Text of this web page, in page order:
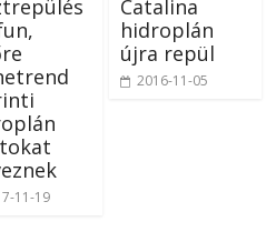
11-19
Catalina
hidroplán
újra repül
2016-11-05